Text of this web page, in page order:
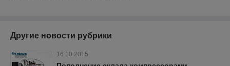
Другие новости рубрики
16.10.2015